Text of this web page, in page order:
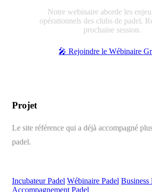
Notre webinaire aborde les
opérationnels des clubs de padel.
prochaine session.
🎤 Rejoindre le Wébinaire
Projet
Le site référence qui a déjà accompagné
padel.
Incubateur Padel Wébinaire Padel Business
Accompagnement Padel